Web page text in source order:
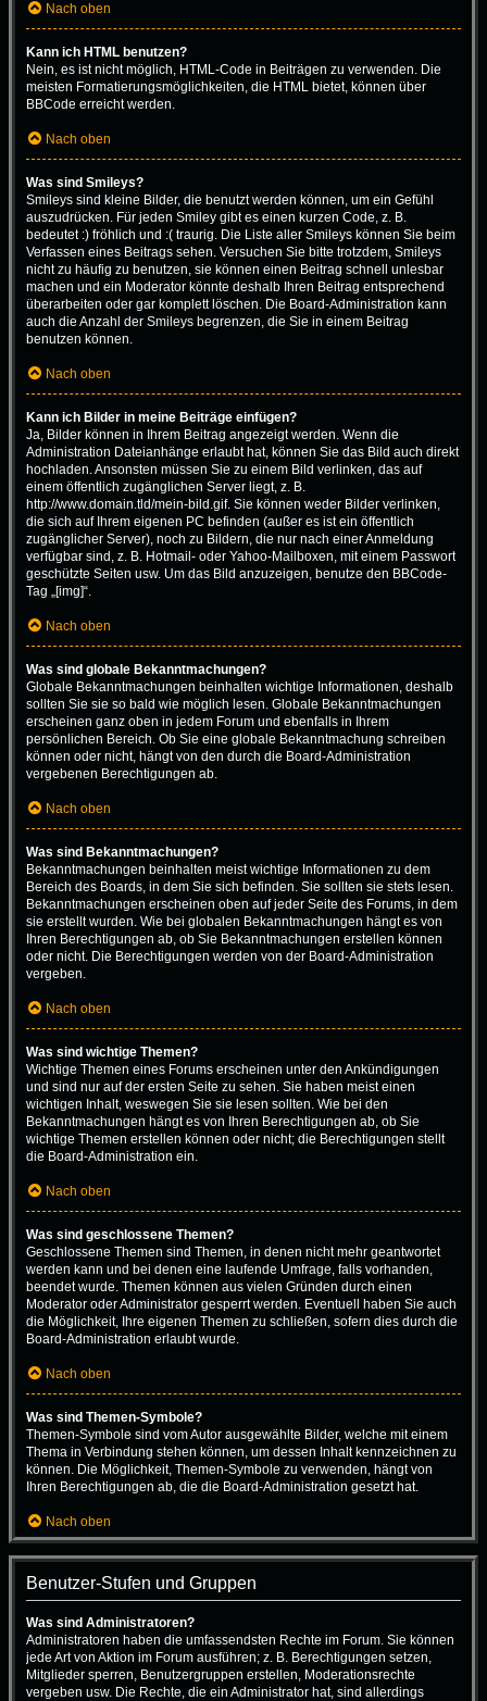
Nach oben
Kann ich HTML benutzen?
Nein, es ist nicht möglich, HTML-Code in Beiträgen zu verwenden. Die
meisten Formatierungsmöglichkeiten, die HTML bietet, können über
BBCode erreicht werden.
Nach oben
Was sind Smileys?
Smileys sind kleine Bilder, die benutzt werden können, um ein Gefühl
auszudrücken. Für jeden Smiley gibt es einen kurzen Code, z. B.
bedeutet :) fröhlich und :( traurig. Die Liste aller Smileys können Sie beim
Verfassen eines Beitrags sehen. Versuchen Sie bitte trotzdem, Smileys
nicht zu häufig zu benutzen, sie können einen Beitrag schnell unlesbar
machen und ein Moderator könnte deshalb Ihren Beitrag entsprechend
überarbeiten oder gar komplett löschen. Die Board-Administration kann
auch die Anzahl der Smileys begrenzen, die Sie in einem Beitrag
benutzen können.
Nach oben
Kann ich Bilder in meine Beiträge einfügen?
Ja, Bilder können in Ihrem Beitrag angezeigt werden. Wenn die
Administration Dateianhänge erlaubt hat, können Sie das Bild auch direkt
hochladen. Ansonsten müssen Sie zu einem Bild verlinken, das auf
einem öffentlich zugänglichen Server liegt, z. B.
http://www.domain.tld/mein-bild.gif. Sie können weder Bilder verlinken,
die sich auf Ihrem eigenen PC befinden (außer es ist ein öffentlich
zugänglicher Server), noch zu Bildern, die nur nach einer Anmeldung
verfügbar sind, z. B. Hotmail- oder Yahoo-Mailboxen, mit einem Passwort
geschützte Seiten usw. Um das Bild anzuzeigen, benutze den BBCode-
Tag „[img]“.
Nach oben
Was sind globale Bekanntmachungen?
Globale Bekanntmachungen beinhalten wichtige Informationen, deshalb
sollten Sie sie so bald wie möglich lesen. Globale Bekanntmachungen
erscheinen ganz oben in jedem Forum und ebenfalls in Ihrem
persönlichen Bereich. Ob Sie eine globale Bekanntmachung schreiben
können oder nicht, hängt von den durch die Board-Administration
vergebenen Berechtigungen ab.
Nach oben
Was sind Bekanntmachungen?
Bekanntmachungen beinhalten meist wichtige Informationen zu dem
Bereich des Boards, in dem Sie sich befinden. Sie sollten sie stets lesen.
Bekanntmachungen erscheinen oben auf jeder Seite des Forums, in dem
sie erstellt wurden. Wie bei globalen Bekanntmachungen hängt es von
Ihren Berechtigungen ab, ob Sie Bekanntmachungen erstellen können
oder nicht. Die Berechtigungen werden von der Board-Administration
vergeben.
Nach oben
Was sind wichtige Themen?
Wichtige Themen eines Forums erscheinen unter den Ankündigungen
und sind nur auf der ersten Seite zu sehen. Sie haben meist einen
wichtigen Inhalt, weswegen Sie sie lesen sollten. Wie bei den
Bekanntmachungen hängt es von Ihren Berechtigungen ab, ob Sie
wichtige Themen erstellen können oder nicht; die Berechtigungen stellt
die Board-Administration ein.
Nach oben
Was sind geschlossene Themen?
Geschlossene Themen sind Themen, in denen nicht mehr geantwortet
werden kann und bei denen eine laufende Umfrage, falls vorhanden,
beendet wurde. Themen können aus vielen Gründen durch einen
Moderator oder Administrator gesperrt werden. Eventuell haben Sie auch
die Möglichkeit, Ihre eigenen Themen zu schließen, sofern dies durch die
Board-Administration erlaubt wurde.
Nach oben
Was sind Themen-Symbole?
Themen-Symbole sind vom Autor ausgewählte Bilder, welche mit einem
Thema in Verbindung stehen können, um dessen Inhalt kennzeichnen zu
können. Die Möglichkeit, Themen-Symbole zu verwenden, hängt von
Ihren Berechtigungen ab, die die Board-Administration gesetzt hat.
Nach oben
Benutzer-Stufen und Gruppen
Was sind Administratoren?
Administratoren haben die umfassendsten Rechte im Forum. Sie können
jede Art von Aktion im Forum ausführen; z. B. Berechtigungen setzen,
Mitglieder sperren, Benutzergruppen erstellen, Moderationsrechte
vergeben usw. Die Rechte, die ein Administrator hat, sind allerdings